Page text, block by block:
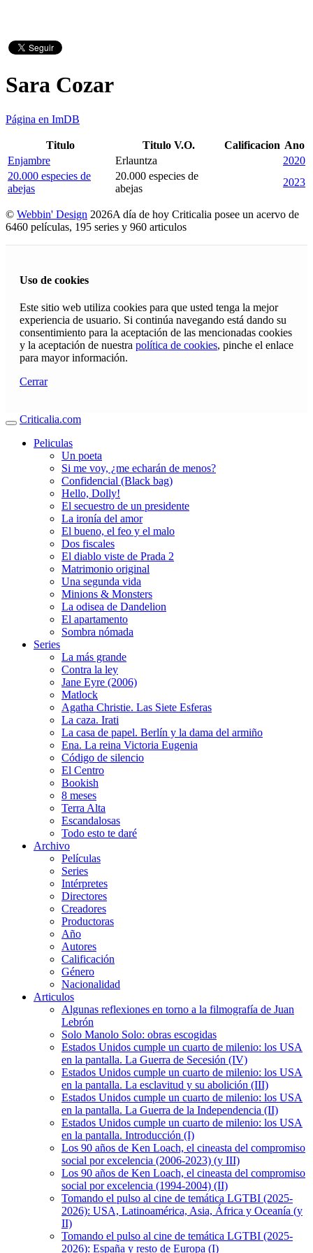
Sara Cozar
Página en ImDB
Titulo Titulo V.O. Calificacion Ano
Enjambre
Erlauntza
2020
20.000 especies de
abejas
20.000 especies de
abejas
2023
© Webbin' Design 2026A día de hoy Criticalia posee un acervo de
6460 películas, 195 series y 960 articulos
Uso de cookies
Este sitio web utiliza cookies para que usted tenga la mejor
experiencia de usuario. Si continúa navegando está dando su
consentimiento para la aceptación de las mencionadas cookies
y la aceptación de nuestra política de cookies, pinche el enlace
para mayor información.
Cerrar
Criticalia.com
Peliculas
Un poeta
Si me voy, ¿me echarán de menos?
Confidencial (Black bag)
Hello, Dolly!
El secuestro de un presidente
La ironía del amor
El bueno, el feo y el malo
Dos fiscales
El diablo viste de Prada 2
Matrimonio original
Una segunda vida
Minions & Monsters
La odisea de Dandelion
El apartamento
Sombra nómada
Series
La más grande
Contra la ley
Jane Eyre (2006)
Matlock
Agatha Christie. Las Siete Esferas
La caza. Irati
La casa de papel. Berlín y la dama del armiño
Ena. La reina Victoria Eugenia
Código de silencio
El Centro
Bookish
8 meses
Terra Alta
Escandalosas
Todo esto te daré
Archivo
Películas
Series
Intérpretes
Directores
Creadores
Productoras
Año
Autores
Calificación
Género
Nacionalidad
Articulos
Algunas reflexiones en torno a la filmografía de Juan
Lebrón
Solo Manolo Solo: obras escogidas
Estados Unidos cumple un cuarto de milenio: los USA
en la pantalla. La Guerra de Secesión (IV)
Estados Unidos cumple un cuarto de milenio: los USA
en la pantalla. La esclavitud y su abolición (III)
Estados Unidos cumple un cuarto de milenio: los USA
en la pantalla. La Guerra de la Independencia (II)
Estados Unidos cumple un cuarto de milenio: los USA
en la pantalla. Introducción (I)
Los 90 años de Ken Loach, el cineasta del compromiso
social por excelencia (2006-2023) (y III)
Los 90 años de Ken Loach, el cineasta del compromiso
social por excelencia (1994-2004) (II)
Tomando el pulso al cine de temática LGTBI (2025-
2026): USA, Latinoamérica, Asia, África y Oceanía (y
II)
Tomando el pulso al cine de temática LGTBI (2025-
2026): España y resto de Europa (I)